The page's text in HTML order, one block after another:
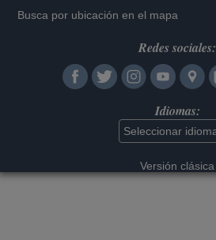
Busca por ubicación en el mapa
Redes sociales:
Idiomas:
Versión clásica